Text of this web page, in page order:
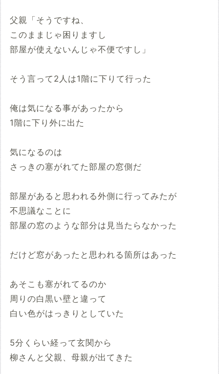
父親「そうですね、
このままじゃ困りますし
部屋が使えないんじゃ不便ですし」
そう言って2人は1階に下りて行った
俺は気になる事があったから
1階に下り外に出た
気になるのは
さっきの塞がれてた部屋の窓側だ
部屋があると思われる外側に行ってみたが
不思議なことに
部屋の窓のような部分は見当たらなかった
だけど窓があったと思われる箇所はあった
あそこも塞がれてるのか
周りの白黒い壁と違って
白い色がはっきりとしていた
5分くらい経って玄関から
柳さんと父親、母親が出てきた